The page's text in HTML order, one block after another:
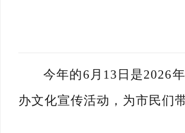
今年的6月13日是2026
办文化宣传活动，为市民们